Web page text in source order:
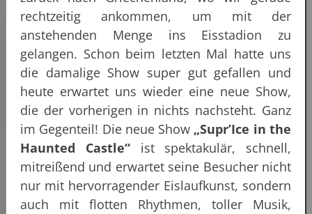
rechtzeitig ankommen, um mit der
anstehenden Menge ins Eisstadion zu
gelangen. Schon beim letzten Mal hatte uns
die damalige Show super gut gefallen und
heute erwartet uns wieder eine neue Show,
die der vorherigen in nichts nachsteht. Ganz
im Gegenteil! Die neue Show „Supr’Ice in the
Haunted Castle“ist spektakulär, schnell,
mitreißend und erwartet seine Besucher nicht
nur mit hervorragender Eislaufkunst, sondern
auch mit flotten Rhythmen, toller Musik,